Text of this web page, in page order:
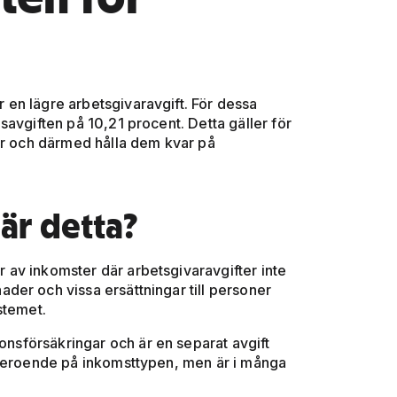
lägre arbetsgivaravgift. För dessa
på 10,21 procent. Detta gäller för
och därmed hålla dem kvar på
detta?
av inkomster där arbetsgivaravgifter inte
och vissa ersättningar till personer
och är en separat avgift
på inkomsttypen, men är i många